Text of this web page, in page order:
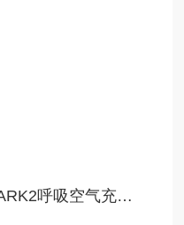
MCH-13etMCH-13ET MARK2呼吸空气充填泵空气压缩机